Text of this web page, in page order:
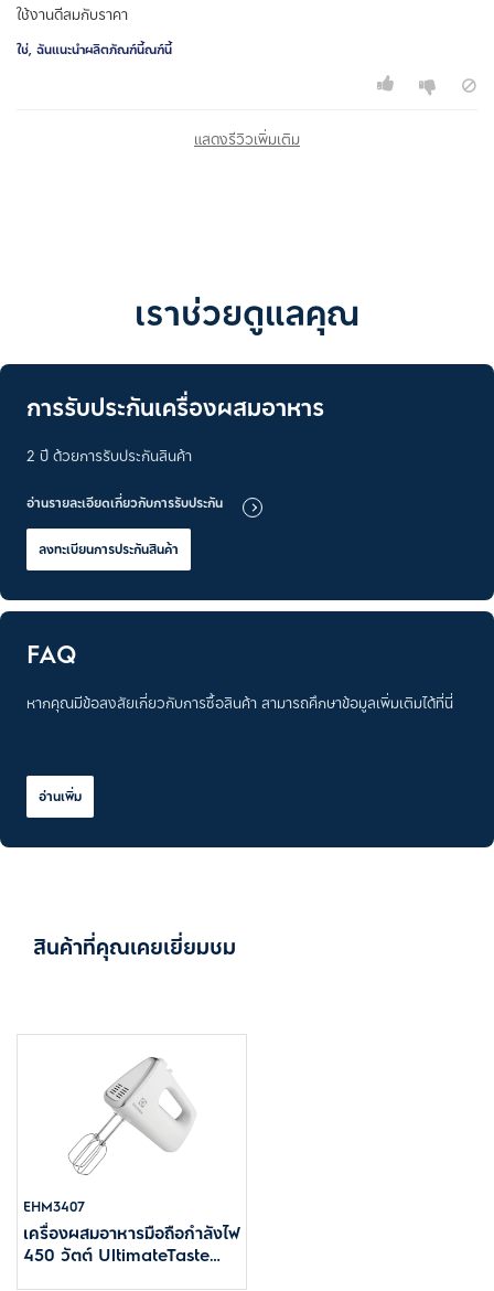
ใช้งานดีสมกับราคา
ใช่, ฉันแนะนำผลิตภัณฑ์นี้ณฑ์นี้
แสดงรีวิวเพิ่มเติม
เราช่วยดูแลคุณ
การรับประกันเครื่องผสมอาหาร
2 ปี ด้วยการรับประกันสินค้า
อ่านรายละเอียดเกี่ยวกับการรับประกัน
ลงทะเบียนการประกันสินค้า
FAQ
หากคุณมีข้อสงสัยเกี่ยวกับการซื้อสินค้า สามารถศึกษาข้อมูลเพิ่มเติมได้ที่นี่
อ่านเพิ่ม
สินค้าที่คุณเคยเยี่ยมชม
EHM3407
เครื่องผสมอาหารมือถือกำลังไฟ
450 วัตต์ UltimateTaste